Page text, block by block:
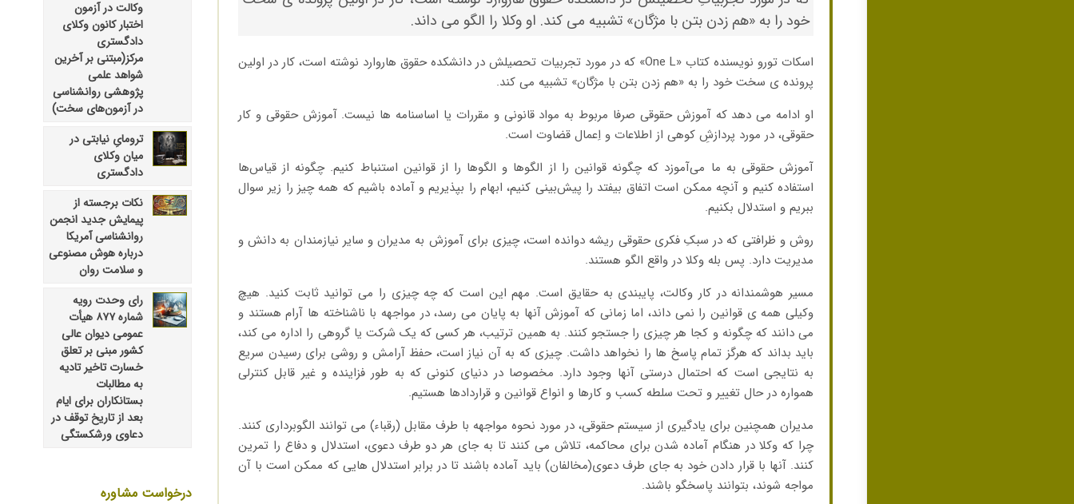
خود را به «هم زدن بتن با مژگان» تشبیه می کند. او وکلا را الگو می داند.
اسکات تورو نویسنده کتاب «One L» که در مورد تجربیات تحصیلش در دانشکده حقوق هاروارد نوشته است، کار در اولین
پرونده ی سخت خود را به «هم زدن بتن با مژگان» تشبیه می کند.
او ادامه می دهد که آموزش حقوقی صرفا مربوط به مواد قانونی و مقررات یا اساسنامه ها نیست. آموزش حقوقی و کار
حقوقی، در مورد پردازشِ کوهی از اطلاعات و اِعمال قضاوت است.
آموزش حقوقی به ما می‌آموزد که چگونه قوانین را از الگوها و الگوها را از قوانین استنباط کنیم. چگونه از قیاس‌ها
استفاده کنیم و آنچه ممکن است اتفاق بیفتد را پیش‌بینی کنیم، ابهام را بپذیریم و آماده باشیم که همه چیز را زیر سوال
ببریم و استدلال بکنیم.
روش و ظرافتی که در سبکِ فکری حقوقی ریشه دوانده است، چیزی برای آموزش به مدیران و سایر نیازمندان به دانش و
مدیریت دارد. پس بله وکلا در واقع الگو هستند.
مسیر هوشمندانه در کار وکالت، پایبندی به حقایق است. مهم این است که چه چیزی را می توانید ثابت کنید. هیچ
وکیلی همه ی قوانین را نمی داند، اما زمانی که آموزش آنها به پایان می رسد، در مواجهه با ناشناخته ها آرام هستند و
می دانند که چگونه و کجا هر چیزی را جستجو کنند. به همین ترتیب، هر کسی که یک شرکت یا گروهی را اداره می کند،
باید بداند که هرگز تمام پاسخ ها را نخواهد داشت. چیزی که به آن نیاز است، حفظ آرامش و روشی برای رسیدن سریع
به نتایجی است که احتمال درستی آنها وجود دارد. مخصوصادر دنیای کنونی که به طور فزاینده و غیر قابل کنترلی
همواره در حال تغییر و تحت سلطه کسب و کارها و انواع قوانین و قراردادها هستیم.
مدیران همچنین برای یادگیری از سیستم حقوقی، در مورد نحوه مواجهه با طرف مقابل (رقباء) می توانند الگوبرداری کنند.
چرا که وکلا در هنگام آماده شدن برای محاکمه، تلاش می کنند تا به جای هر دو طرف دعوی، استدلال و دفاع را تمرین
کنند. آنها با قرار دادن خود به جای طرف دعوی(مخالفان) باید آماده باشند تا در برابر استدلال هایی که ممکن است با آن
مواجه شوند، بتوانند پاسخگو باشند.
وکالت در آزمون
اختبار کانون وکلای
دادگستری
مرکز(مبتنی بر آخرین
شواهد علمی
پژوهشی روانشناسی
در آزمون‌های سخت)
ترومایِ نیابتی در
میان وکلای
دادگستری
نکات برجسته از
پیمایش جدید انجمن
روانشناسی آمریکا
درباره هوش مصنوعی
و سلامت روان
رای وحدت رویه
شماره ۸۷۷ هیأت
عمومی دیوان عالی
کشور مبنی بر تعلق
خسارت تاخیر تادیه
به مطالبات
بستانکاران برای ایام
بعد از تاریخ توقف در
دعاوی ورشکستگی
درخواست مشاوره